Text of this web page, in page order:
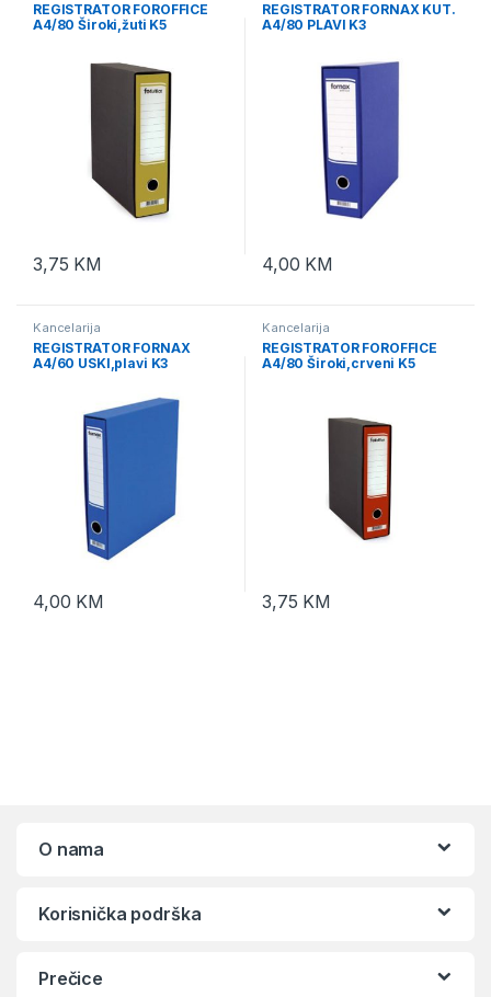
REGISTRATOR FOROFFICE
A4/80 Široki,žuti K5
3,75 KM
REGISTRATOR FORNAX KUT.
A4/80 PLAVI K3
4,00 KM
Kancelarija
REGISTRATOR FORNAX
A4/60 USKI,plavi K3
4,00 KM
Kancelarija
REGISTRATOR FOROFFICE
A4/80 Široki,crveni K5
3,75 KM
O nama
Korisnička podrška
Prečice